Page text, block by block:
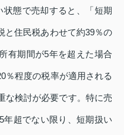
状態で売却すると、「短期
と住民税あわせて約39％の
有期間が5年を超えた場合
％程度の税率が適用される
な検討が必要です。特に売
超でない限り、短期扱い